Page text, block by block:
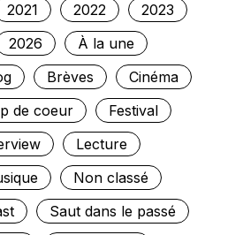
2021 2022
2023
2026
À la une
Brèves
Cinéma
de coeur
Festival
Lecture
Non classé
Saut dans le passé